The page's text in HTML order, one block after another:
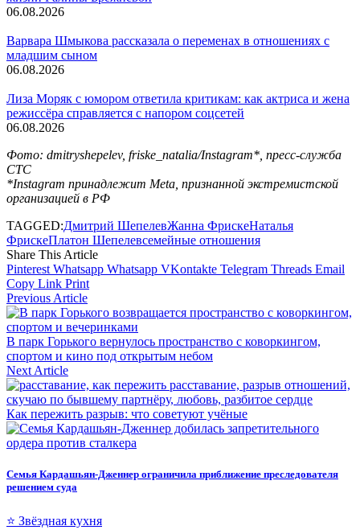
06.08.2026
Варвара Шмыкова рассказала о переменах в отношениях с
младшим сыном
06.08.2026
Лиза Моряк с юмором ответила критикам: как актриса и жена
режиссёра справляется с напором соцсетей
06.08.2026
Фото: dmitryshepelev, friske_natalia/Instagram*, пресс-служба
СТС
*Instagram принадлежит Meta, признанной экстремистской
организацией в РФ
TAGGED:Дмитрий ШепелевЖанна ФрискеНаталья
ФрискеПлатон Шепелевсемейные отношения
Share This Article
Pinterest Whatsapp Whatsapp VKontakte Telegram Threads Email
Copy Link Print
Previous Article
В парк Горького вернулось пространство с коворкингом,
спортом и кино под открытым небом
Next Article
Как пережить разрыв: что советуют учёные
Семья Кардашьян-Дженнер ограничила приближение преследователя
решением суда
⭐ Звёздная кухня